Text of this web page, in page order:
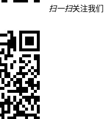
扫一扫关注我们